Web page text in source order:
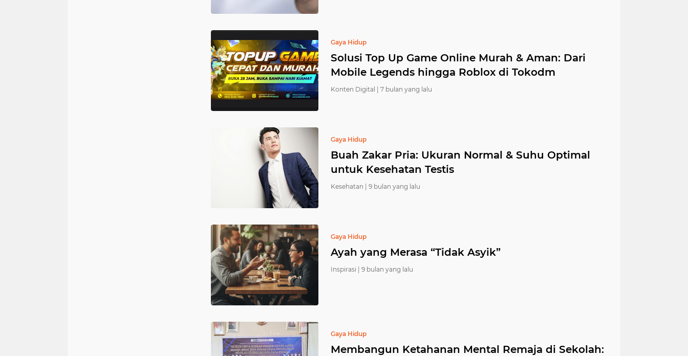
Gaya Hidup
Solusi Top Up Game Online Murah & Aman: Dari
Mobile Legends hingga Roblox di Tokodm
Konten Digital | 7 bulan yang lalu
Gaya Hidup
Buah Zakar Pria: Ukuran Normal & Suhu Optimal
untuk Kesehatan Testis
Kesehatan | 9 bulan yang lalu
Gaya Hidup
Ayah yang Merasa “Tidak Asyik”
Inspirasi | 9 bulan yang lalu
Gaya Hidup
Membangun Ketahanan Mental Remaja di Sekolah: